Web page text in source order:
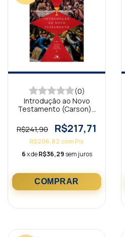
(0)
Introdução ao Novo
Testamento (Carson) -
ampliada
R$241,90 R$217,71
R$206,82 comPix
6x deR$36,29 sem juros